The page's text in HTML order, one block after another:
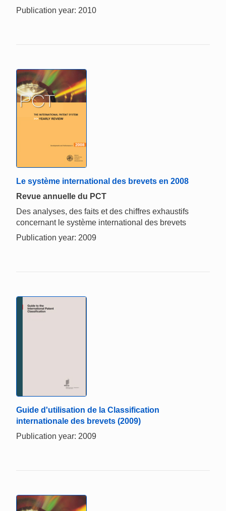
Publication year: 2010
Le système international des brevets en 2008
Revue annuelle du PCT
Des analyses, des faits et des chiffres exhaustifs
concernant le système international des brevets
Publication year: 2009
Guide d'utilisation de la Classification
internationale des brevets (2009)
Publication year: 2009